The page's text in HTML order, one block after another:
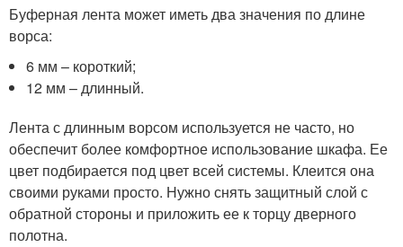
Буферная лента может иметь два значения по длине
ворса:
6 мм – короткий;
12 мм – длинный.
Лента с длинным ворсом используется не часто, но
обеспечит более комфортное использование шкафа. Ее
цвет подбирается под цвет всей системы. Клеится она
своими руками просто. Нужно снять защитный слой с
обратной стороны и приложить ее к торцу дверного
полотна.